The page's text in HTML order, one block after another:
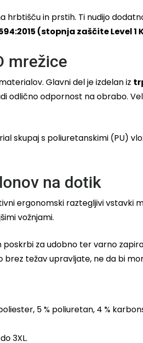
in prstih. Ti nudijo
(stopnja zaščite Level 1
mrežice
Glavni del je izdelan iz
odlično odpornost na obrabo.
skupaj s poliuretanskimi (PU)
na dotik
ergonomski raztegljivi vstavki
vožnjami.
za udobno ter varno
brez težav upravljate, ne da bi
5 % poliuretan, 4 %
3XL.